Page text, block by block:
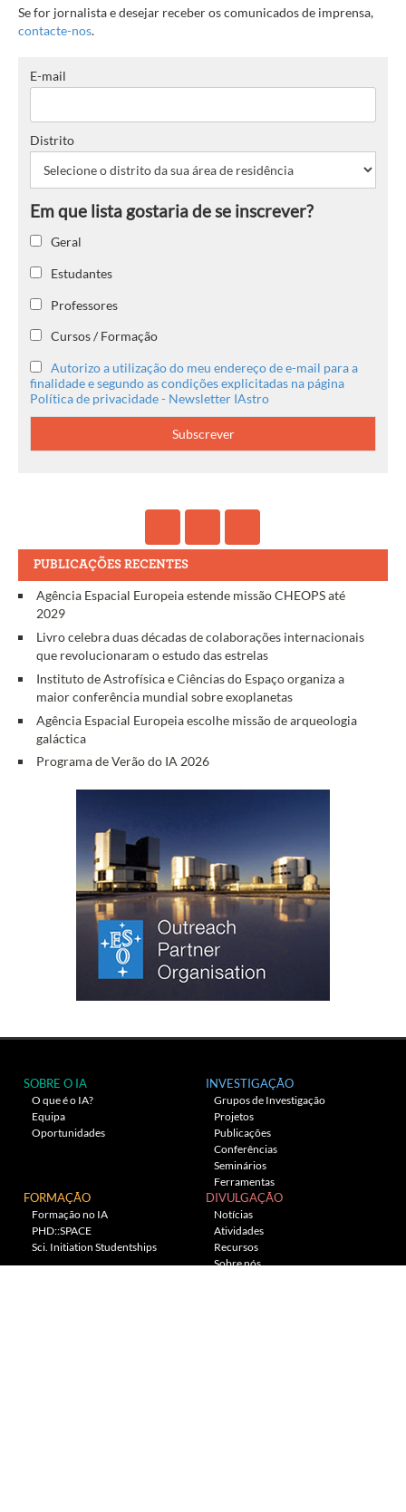
Se for jornalista e desejar receber os comunicados de imprensa,
contacte-nos.
E-mail
Distrito
Geral
Estudantes
Professores
Cursos / Formação
Autorizo a utilização do meu endereço de e-mail para a
finalidade e segundo as condições explicitadas na página
Política de privacidade - Newsletter IAstro
PUBLICAÇÕES RECENTES
Agência Espacial Europeia estende missão CHEOPS até
2029
Livro celebra duas décadas de colaborações internacionais
que revolucionaram o estudo das estrelas
Instituto de Astrofísica e Ciências do Espaço organiza a
maior conferência mundial sobre exoplanetas
Agência Espacial Europeia escolhe missão de arqueologia
galáctica
Programa de Verão do IA 2026
SOBRE O IA
O que é o IA?
Equipa
Oportunidades
INVESTIGAÇÃO
Grupos de Investigação
Projetos
Publicações
Conferências
Seminários
Ferramentas
FORMAÇÃO
Formação no IA
PHD::SPACE
Sci. Initiation Studentships
DIVULGAÇÃO
Notícias
Atividades
Recursos
Sobre nós